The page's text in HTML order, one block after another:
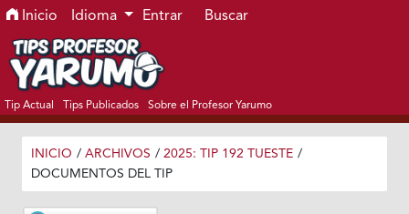
Ir al menú de navegación principal
Ir al contenido principal
Ir al pie de página del sitio
Inicio Idioma Entrar Buscar
Tip Actual Tips Publicados Sobre el Profesor Yarumo
INICIO / ARCHIVOS / 2025: TIP 192 TUESTE /
DOCUMENTOS DEL TIP